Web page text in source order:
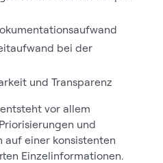
bei der
und Transparenz
vor allem
und
auf einer konsistenten
Einzelinformationen.